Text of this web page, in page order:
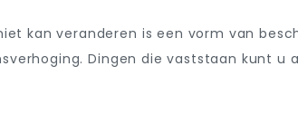
kan veranderen is een vorm van
Dingen die vaststaan kunt u